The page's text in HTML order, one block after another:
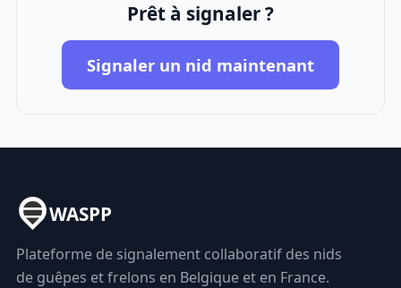
Prêt à signaler ?
Signaler un nid maintenant
WASPP
Plateforme de signalement collaboratif des nids
de guêpes et frelons en Belgique et en France.